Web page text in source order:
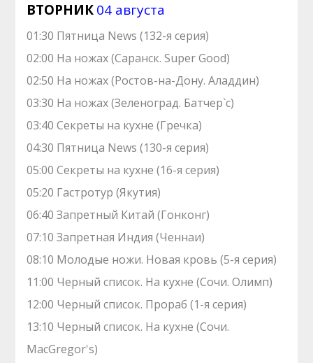
ВТОРНИК04 августа
01:30 Пятница News (132-я серия)
02:00 На ножах (Саранск. Super Good)
02:50 На ножах (Ростов-на-Дону. Аладдин)
03:30 На ножах (Зеленоград. Батчер`с)
03:40 Секреты на кухне (Гречка)
04:30 Пятница News (130-я серия)
05:00 Секреты на кухне (16-я серия)
05:20 Гастротур (Якутия)
06:40 Запретный Китай (Гонконг)
07:10 Зaпрeтная Индия (Ченнаи)
08:10 Молодые ножи. Hовая кpовь (5-я серия)
11:00 Черный список. На кухне (Сочи. Олимп)
12:00 Черный список. Прораб (1-я серия)
13:10 Черный список. На кухне (Сочи.
MacGregor's)